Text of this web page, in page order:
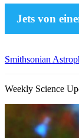
Jets von
Smithsonian
Weekly Science